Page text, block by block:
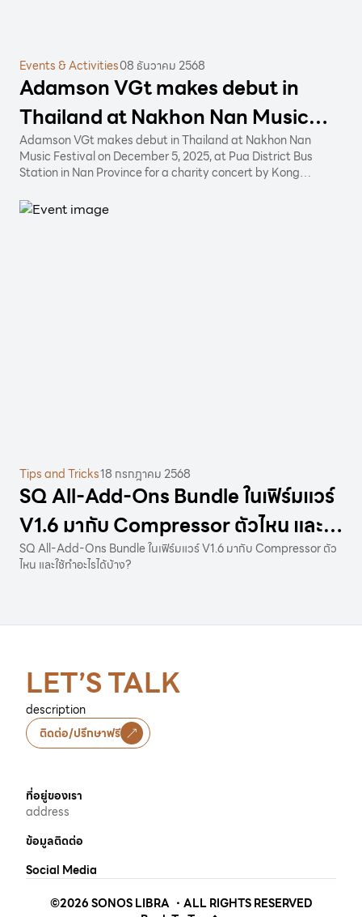
Events & Activities08 ธันวาคม 2568
Adamson VGt makes debut in
Thailand at Nakhon Nan Music
Festival
Adamson VGt makes debut in Thailand at Nakhon Nan
Music Festival on December 5, 2025, at Pua District Bus
Station in Nan Province for a charity concert by Kong
Tips and Tricks18 กรกฎาคม 2568
SQ All-Add-Ons Bundle ในเฟิร์มแวร์
V1.6 มากับ Compressor ตัวไหน และใช้
ทำอะไรได้บ้าง?
SQ All-Add-Ons Bundle ในเฟิร์มแวร์ V1.6 มากับ Compressor ตัว
ไหน และใช้ทำอะไรได้บ้าง?
LET’S TALK
description
ติดต่อ/ปรึกษาฟรี
ที่อยู่ของเรา
address
ข้อมูลติดต่อ
Social Media
©2026SONOS LIBRA ・ALL RIGHTS RESERVED